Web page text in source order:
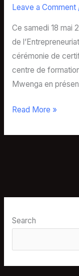
Leave a Comment
Ce samedi 18 mai
de
cérémonie de
centre de
Mwenga en
à
Mwenga
Read More »
Search